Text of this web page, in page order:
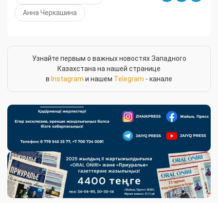
Анна Черкашина
Узнайте первым о важных новостях Западного
Казахстана на нашей странице
в Instagram и нашем Telegram - канале